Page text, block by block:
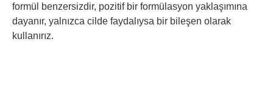
formül benzersizdir, pozitif bir formülasyon yaklaşımına
dayanır, yalnızca cilde faydalıysa bir bileşen olarak
kullanırız.